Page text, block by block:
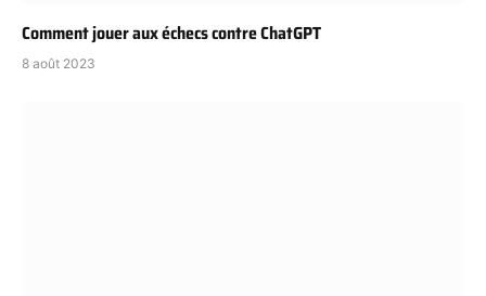
Comment jouer aux échecs contre ChatGPT
8 août 2023